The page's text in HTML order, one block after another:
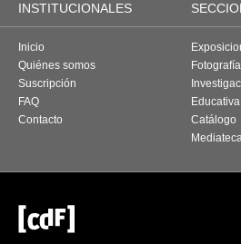
INSTITUCIONALES
Inicio
Quiénes somos
Suscripción
FAQ
Contacto
Educativa
Catálogo